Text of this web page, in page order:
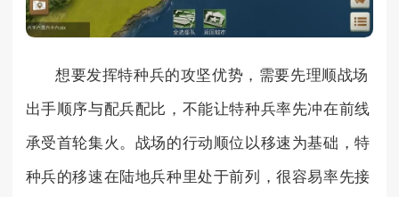
想要发挥特种兵的攻坚优势，需要先理顺战场
出手顺序与配兵配比，不能让特种兵率先冲在前线
承受首轮集火。战场的行动顺位以移速为基础，特
种兵的移速在陆地兵种里处于前列，很容易率先接